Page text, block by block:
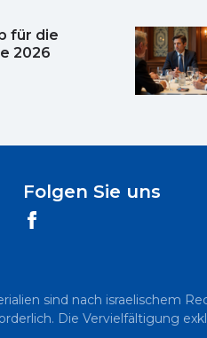
für die
2026
Folgen Sie uns
sind nach israelischem
Die Vervielfältigung